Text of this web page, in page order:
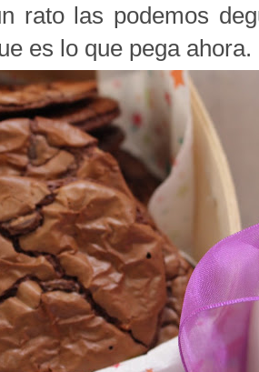
las podemos
es lo que pega ahora.